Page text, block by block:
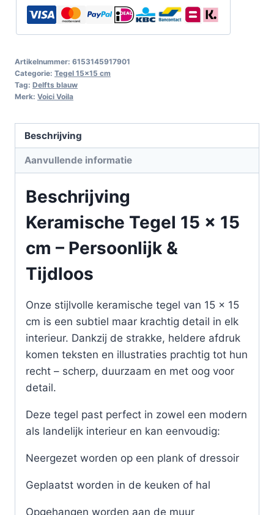
Artikelnummer: 6153145917901
Categorie: Tegel 15x15 cm
Tag: Delfts blauw
Merk: Voici Voila
Beschrijving
Aanvullende informatie
Beschrijving
Keramische Tegel 15 x 15
cm – Persoonlijk &
Tijdloos
Onze stijlvolle keramische tegel van 15 x 15
cm is een subtiel maar krachtig detail in elk
interieur. Dankzij de strakke, heldere afdruk
komen teksten en illustraties prachtig tot hun
recht – scherp, duurzaam en met oog voor
detail.
Deze tegel past perfect in zowel een modern
als landelijk interieur en kan eenvoudig:
Neergezet worden op een plank of dressoir
Geplaatst worden in de keuken of hal
Opgehangen worden aan de muur